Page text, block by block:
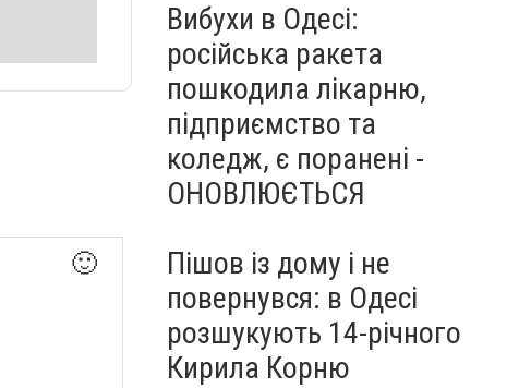
🙂
Вибухи в Одесі:
російська ракета
пошкодила лікарню,
підприємство та
коледж, є поранені -
ОНОВЛЮЄТЬСЯ
Пішов із дому і не
повернувся: в Одесі
розшукують 14-річного
Кирила Корню